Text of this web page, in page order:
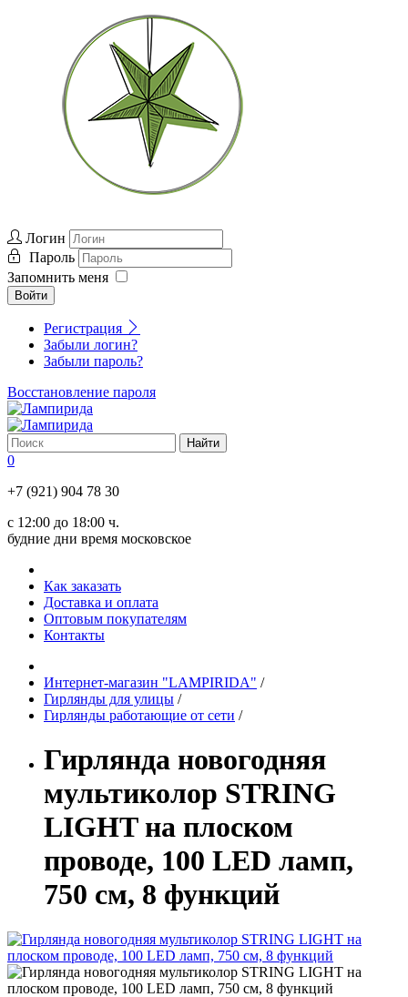
Логин
Пароль
Запомнить меня
Войти
Регистрация
Забыли логин?
Забыли пароль?
Восстановление пароля
0
+7 (921) 904 78 30
с 12:00 до 18:00 ч.
будние дни время московское
Как заказать
Доставка и оплата
Оптовым покупателям
Контакты
Интернет-магазин "LAMPIRIDA" /
Гирлянды для улицы /
Гирлянды работающие от сети /
Гирлянда новогодняя
мультиколор STRING
LIGHT на плоском
проводе, 100 LED ламп,
750 см, 8 функций